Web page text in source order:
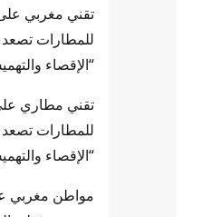
تقني مغربي
للمطارات تصعد
“الإقصاء
تقني مطاري
للمطارات تصعد
“الإقصاء
مواطن مغربي